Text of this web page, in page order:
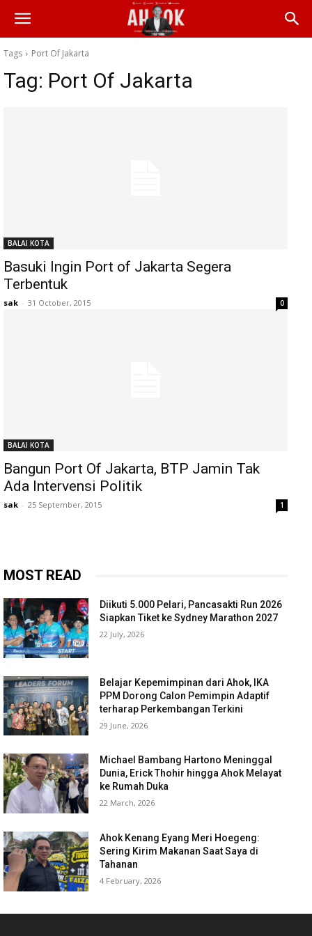
Tags Port Of Jakarta
Tag: Port Of Jakarta
BALAI KOTA
Basuki Ingin Port of Jakarta Segera
Terbentuk
sak - 31 October, 2015 0
BALAI KOTA
Bangun Port Of Jakarta, BTP Jamin Tak
Ada Intervensi Politik
sak - 25 September, 2015 1
MOST READ
Diikuti 5.000 Pelari, Pancasakti Run 2026
Siapkan Tiket ke Sydney Marathon 2027
22 July, 2026
Belajar Kepemimpinan dari Ahok, IKA
PPM Dorong Calon Pemimpin Adaptif
terharap Perkembangan Terkini
29 June, 2026
Michael Bambang Hartono Meninggal
Dunia, Erick Thohir hingga Ahok Melayat
ke Rumah Duka
22 March, 2026
Ahok Kenang Eyang Meri Hoegeng:
Sering Kirim Makanan Saat Saya di
Tahanan
4 February, 2026